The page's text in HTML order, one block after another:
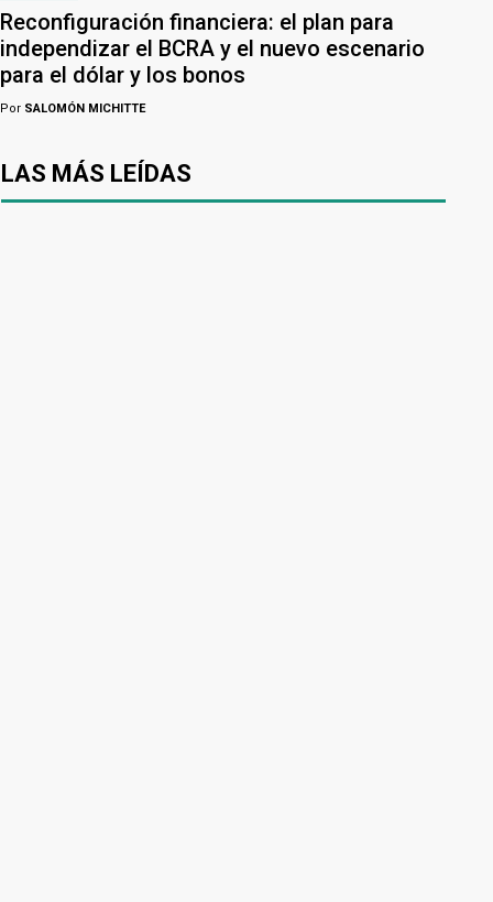
Reconfiguración financiera: el plan para
independizar el BCRA y el nuevo escenario
para el dólar y los bonos
Por SALOMÓN MICHITTE
LAS MÁS LEÍDAS